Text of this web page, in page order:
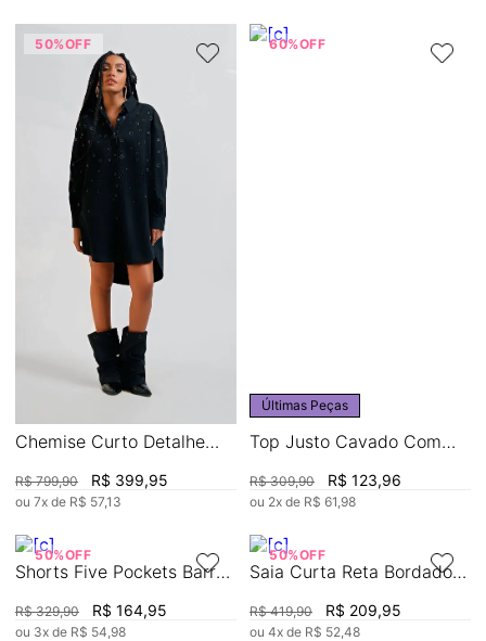
50%OFF
Chemise Curto Detalhe
R$ 799,90 R$ 399,95
ou 7x de R$ 5713
60%OFF
Últimas Peças
Top Justo Cavado Com
R$ 309,90 R$ 123,96
ou 2x de R$ 61 98
50%OFF
Shorts Five Pockets Barra
R$ 329,90 R$ 164,95
ou 3x de R$ 54 98
50%OFF
Saia Curta Reta Bordado
R$ 419,90 R$ 209,95
ou 4x de R$ 52 48